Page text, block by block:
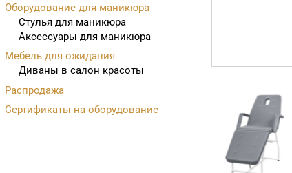
Оборудование для маникюра
Стулья для маникюра
Аксессуары для маникюра
Мебель для ожидания
Диваны в салон красоты
Распродажа
Сертификаты на оборудование